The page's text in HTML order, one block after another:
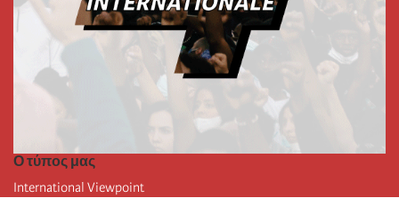
Ο τύπος μας
International Viewpoint